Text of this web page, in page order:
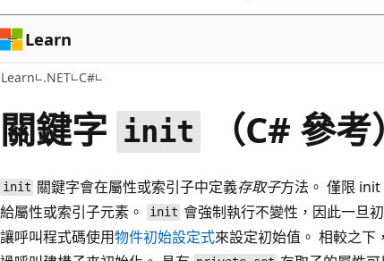
容
Learn
Learn .NET C#
關鍵字 init （C# 參考）
init 關鍵字會在屬性或索引子中定義存取子方法。 僅限
給屬性或索引子元素。
init 會強制執行不變性，因此一旦
讓呼叫程式碼使用物件初始設定式來設定初始值。 相較之下